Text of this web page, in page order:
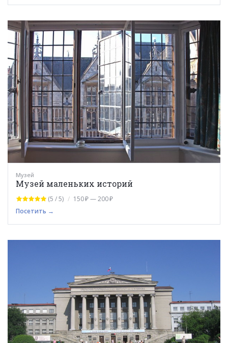
Музей
Музей маленьких историй
(5 / 5)
150 ₽ — 200 ₽
Посетить →